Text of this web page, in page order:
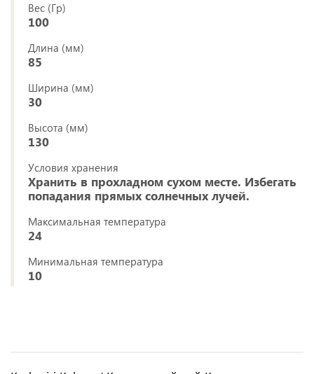
Вес (Гр)
100
Длина (мм)
85
Ширина (мм)
30
Высота (мм)
130
Условия хранения
Хранить в прохладном сухом месте. Избегать
попадания прямых солнечных лучей.
Максимальная температура
24
Минимальная температура
10